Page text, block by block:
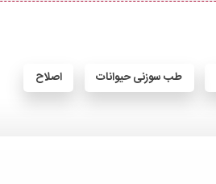
طب سوزنی حیوانات اصلاح